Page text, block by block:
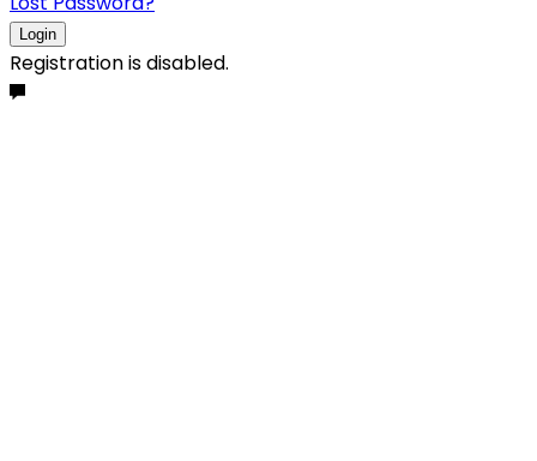
Login
Registration is disabled.